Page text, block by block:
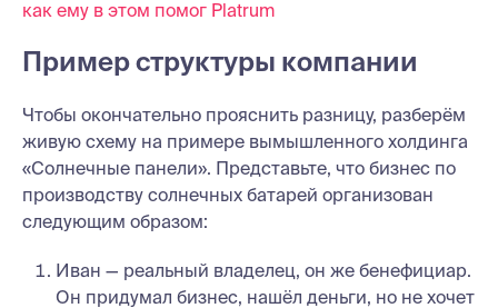
как ему в этом помог Platrum
Пример структуры компании
Чтобы окончательно прояснить разницу, разберём
живую схему на примере вымышленного холдинга
«Солнечные панели». Представьте, что бизнес по
производству солнечных батарей организован
следующим образом:
Иван — реальный владелец, он же бенефициар.
Он придумал бизнес, нашёл деньги, но не хочет